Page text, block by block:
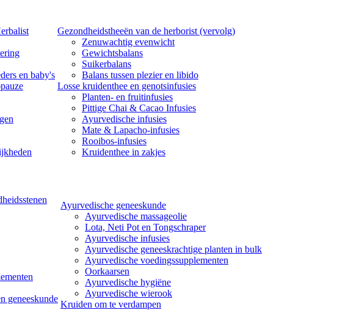
en baby's
Gezondheidstheeën van de herborist (vervolg)
Zenuwachtig evenwicht
Gewichtsbalans
Suikerbalans
Balans tussen plezier en libido
Losse kruidenthee en genotsinfusies
Planten- en fruitinfusies
Pittige Chai & Cacao Infusies
Ayurvedische infusies
Mate & Lapacho-infusies
Rooibos-infusies
Kruidenthee in zakjes
geneeskunde
Ayurvedische geneeskunde
Ayurvedische massageolie
Lota, Neti Pot en Tongschraper
Ayurvedische infusies
Ayurvedische geneeskrachtige planten in bulk
Ayurvedische voedingssupplementen
Oorkaarsen
Ayurvedische hygiëne
Ayurvedische wierook
Kruiden om te verdampen